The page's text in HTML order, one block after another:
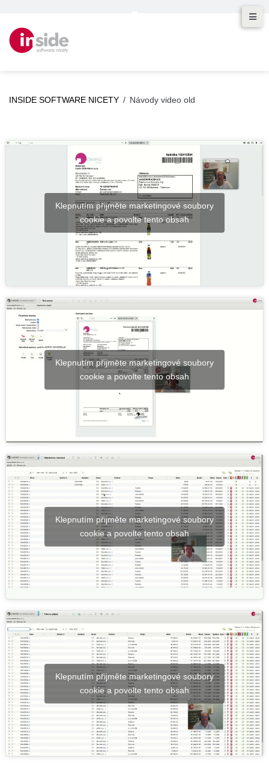
INSIDE SOFTWARE NICETY / Návody video old
Klepnutím přijměte marketingové soubory
cookie a povolte tento obsah
Klepnutím přijměte marketingové soubory
cookie a povolte tento obsah
Klepnutím přijměte marketingové soubory
cookie a povolte tento obsah
Klepnutím přijměte marketingové soubory
cookie a povolte tento obsah